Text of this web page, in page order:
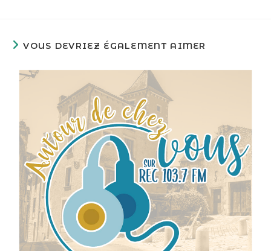
VOUS DEVRIEZ ÉGALEMENT AIMER